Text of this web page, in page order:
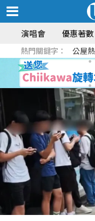
演唱會 優惠著數
熱門關鍵字： 公屋